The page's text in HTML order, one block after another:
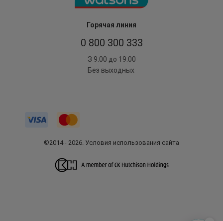
Горячая линия
0 800 300 333
З 9:00 до 19:00
Без выходных
©2014 - 2026. Условия использования сайта